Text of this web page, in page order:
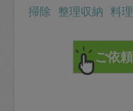
掃除 整理収納 料理